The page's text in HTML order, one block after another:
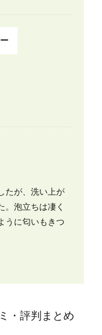
たが、洗い上が
。泡立ちは凄く
うに匂いもきつ
・評判まとめ